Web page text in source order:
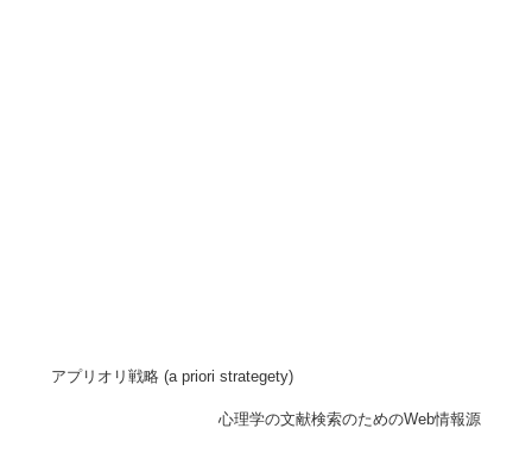
アプリオリ戦略 (a priori strategety)
心理学の文献検索のためのWeb情報源